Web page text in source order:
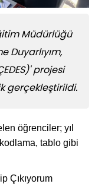
Müdürlüğü
Duyarlıyım,
projesi
gerçekleştirildi.
öğrenciler; yıl
tablo gibi
Çıkıyorum